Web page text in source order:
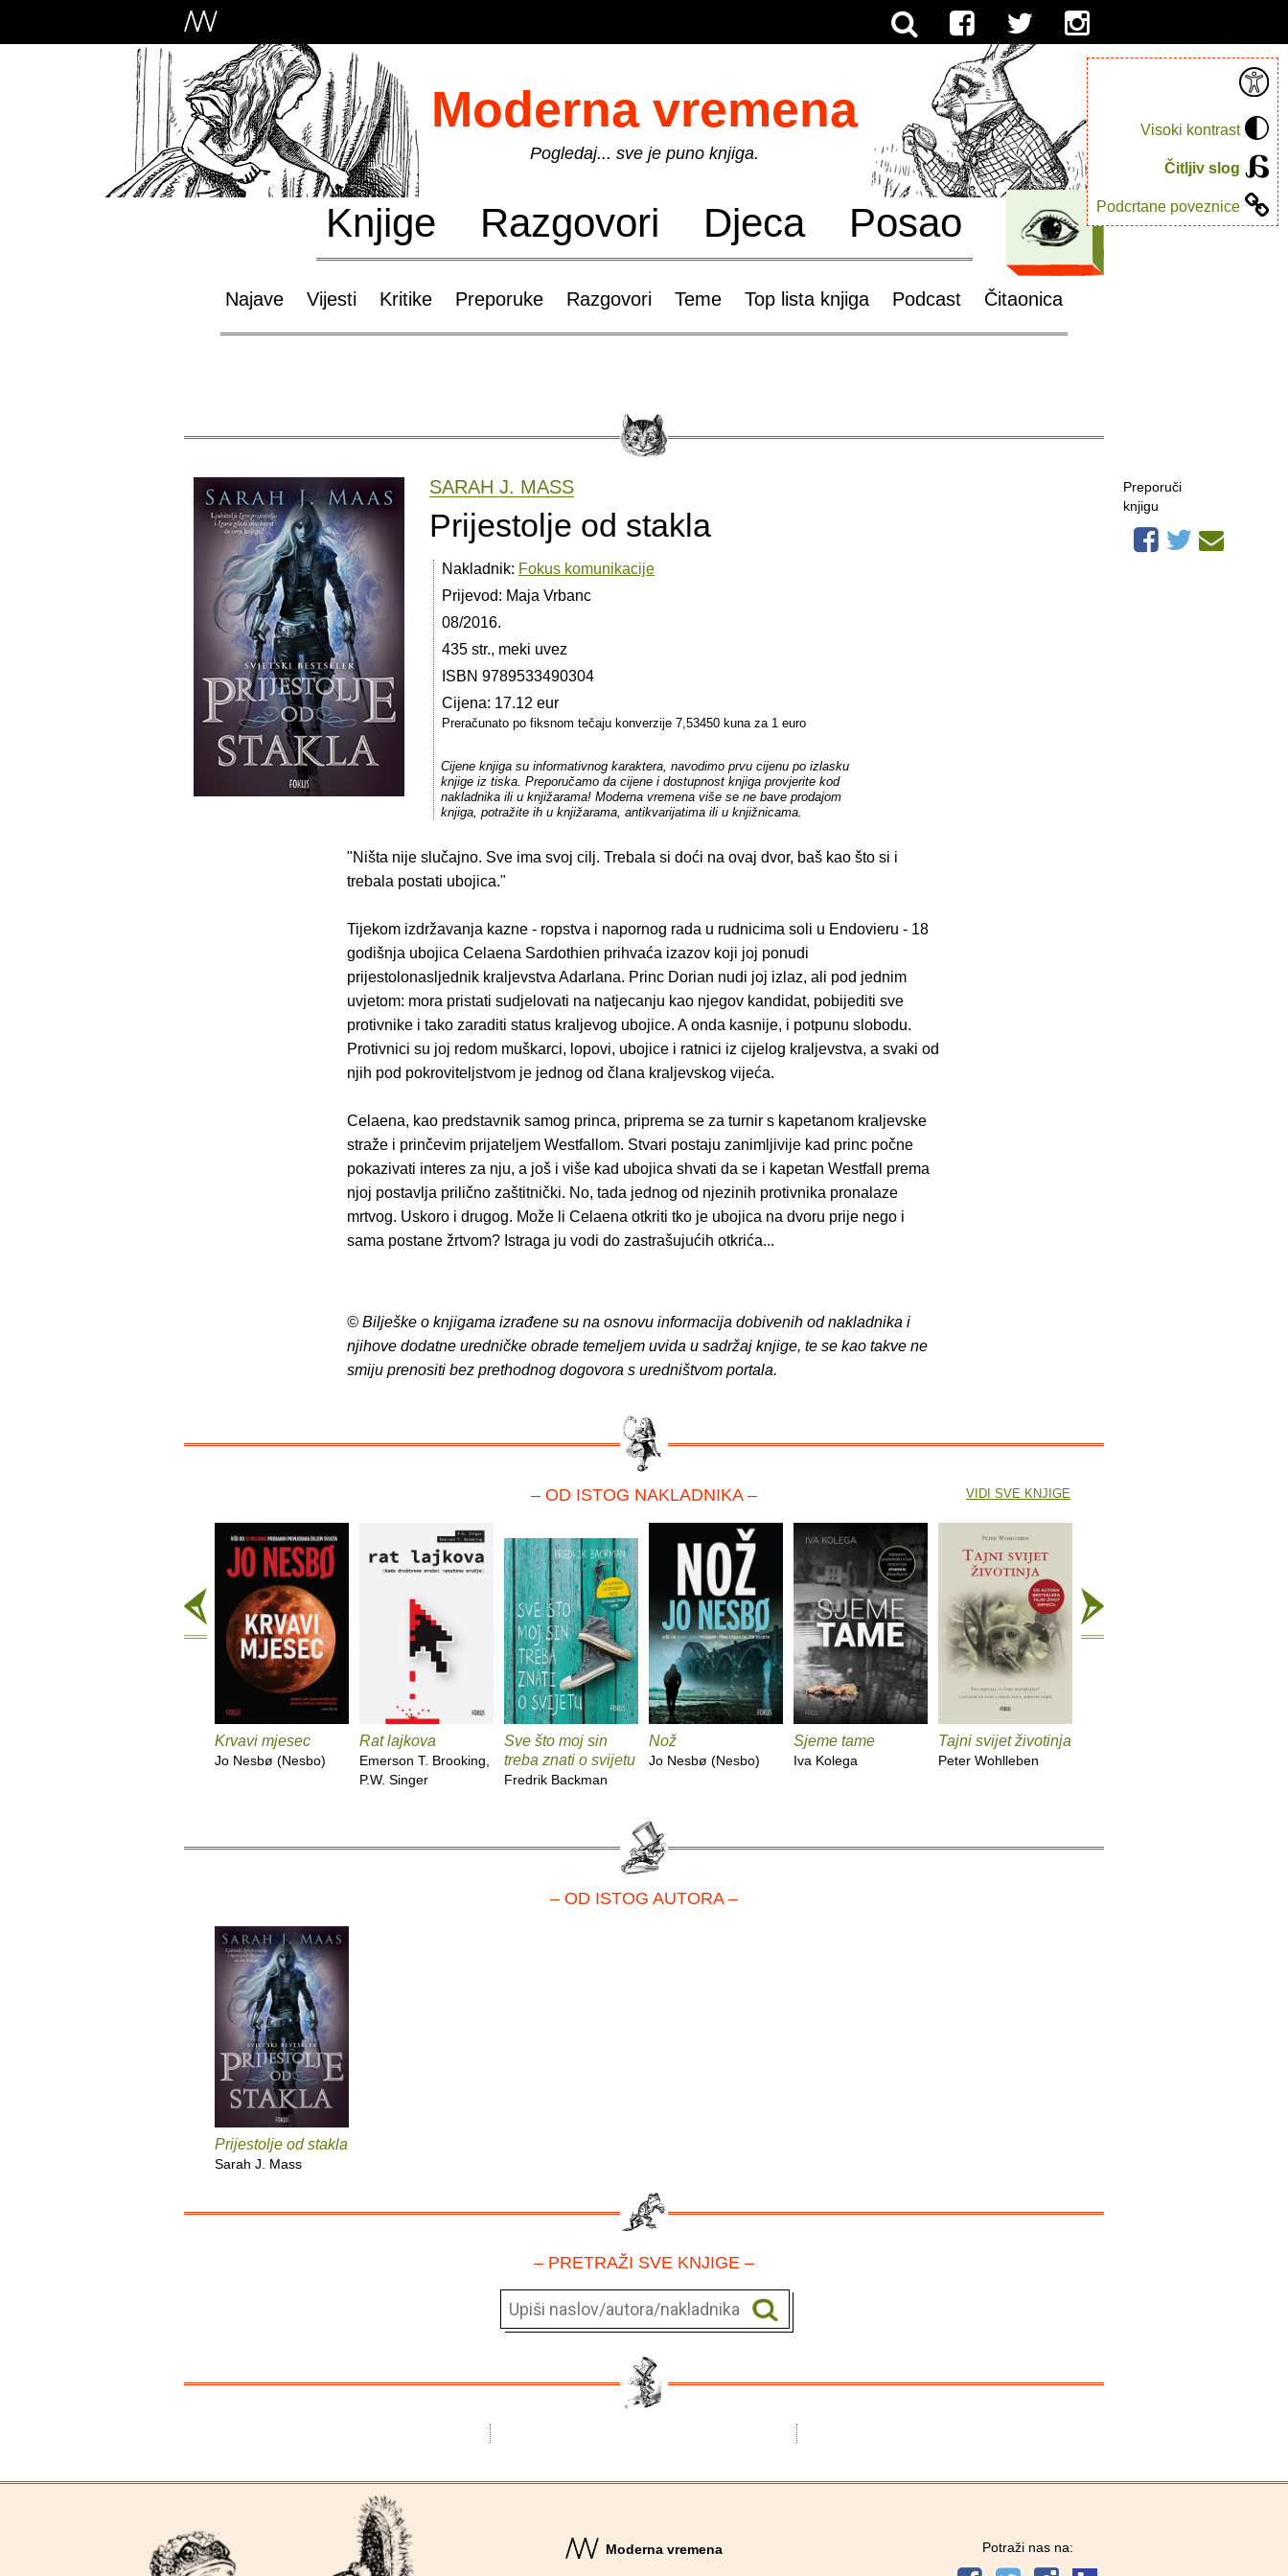
Visoki kontrast
Čitljiv slog
Podcrtane poveznice
Moderna vremena
Pogledaj... sve je puno knjiga.
Knjige Razgovori Djeca Posao
Najave Vijesti Kritike Preporuke Razgovori Teme Top lista knjiga Podcast Čitaonica
SARAH J. MASS
Prijestolje od stakla
Nakladnik: Fokus komunikacije
Prijevod: Maja Vrbanc
08/2016.
435 str., meki uvez
ISBN 9789533490304
Cijena: 17.12 eur
Preračunato po fiksnom tečaju konverzije 7,53450 kuna za 1 euro
Cijene knjiga su informativnog karaktera, navodimo prvu cijenu po izlasku
knjige iz tiska. Preporučamo da cijene i dostupnost knjiga provjerite kod
nakladnika ili u knjižarama! Moderna vremena više se ne bave prodajom
knjiga, potražite ih u knjižarama, antikvarijatima ili u knjižnicama.
"Ništa nije slučajno. Sve ima svoj cilj. Trebala si doći na ovaj dvor, baš kao što si i
trebala postati ubojica."
Tijekom izdržavanja kazne - ropstva i napornog rada u rudnicima soli u Endovieru - 18
godišnja ubojica Celaena Sardothien prihvaća izazov koji joj ponudi
prijestolonasljednik kraljevstva Adarlana. Princ Dorian nudi joj izlaz, ali pod jednim
uvjetom: mora pristati sudjelovati na natjecanju kao njegov kandidat, pobijediti sve
protivnike i tako zaraditi status kraljevog ubojice. A onda kasnije, i potpunu slobodu.
Protivnici su joj redom muškarci, lopovi, ubojice i ratnici iz cijelog kraljevstva, a svaki od
njih pod pokroviteljstvom je jednog od člana kraljevskog vijeća.
Celaena, kao predstavnik samog princa, priprema se za turnir s kapetanom kraljevske
straže i prinčevim prijateljem Westfallom. Stvari postaju zanimljivije kad princ počne
pokazivati interes za nju, a još i više kad ubojica shvati da se i kapetan Westfall prema
njoj postavlja prilično zaštitnički. No, tada jednog od njezinih protivnika pronalaze
mrtvog. Uskoro i drugog. Može li Celaena otkriti tko je ubojica na dvoru prije nego i
sama postane žrtvom? Istraga ju vodi do zastrašujućih otkrića...
© Bilješke o knjigama izrađene su na osnovu informacija dobivenih od nakladnika i
njihove dodatne uredničke obrade temeljem uvida u sadržaj knjige, te se kao takve ne
smiju prenositi bez prethodnog dogovora s uredništvom portala.
Preporuči
knjigu
– OD ISTOG NAKLADNIKA –
Krvavi mjesec
Jo Nesbø (Nesbo)
Rat lajkova
Emerson T. Brooking,
P.W. Singer
Sve što moj sin
treba znati o svijetu
Fredrik Backman
Nož
Jo Nesbø (Nesbo)
Sjeme tame
Iva Kolega
Tajni svijet životinja
Peter Wohlleben
VIDI SVE KNJIGE
– OD ISTOG AUTORA –
Prijestolje od stakla
Sarah J. Mass
– PRETRAŽI SVE KNJIGE –
Moderna vremena Potraži nas na: